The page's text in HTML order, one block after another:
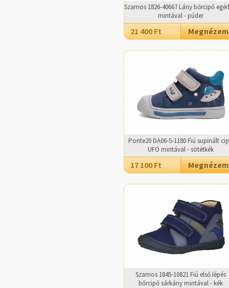
Szamos 1826-40667 Lány bőrcipő
mintával - púder
21 400 Ft Megnézem
Ponte20 DA06-5-1180 Fiú supinált
UFO mintával - sötétkék
17 100 Ft Megnézem
Szamos 1845-10821 Fiú első lépés
bőrcipő sárkány mintával - kék